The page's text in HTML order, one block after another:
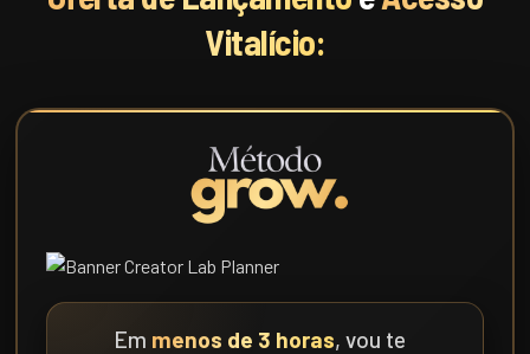
Vitalício:
Em menos de 3 horas, vou te